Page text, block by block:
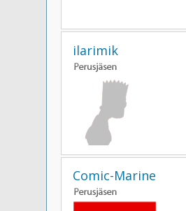
ilarimik
Comic-Marine